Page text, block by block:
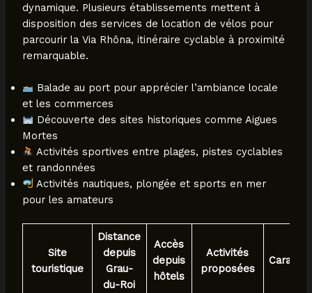
dynamique. Plusieurs établissements mettent à
disposition des services de location de vélos pour
parcourir la Via Rhôna, itinéraire cyclable à proximité
remarquable.
Balade au port pour apprécier l’ambiance locale
et les commerces
Découverte des sites historiques comme Aigues
Mortes
Activités sportives entre plages, pistes cyclables
et randonnées
Activités nautiques, plongée et sports en mer
pour les amateurs
Site
touristique
Distance
depuis
Grau-
du-Roi
Accès
depuis
hôtels
Activités
proposées